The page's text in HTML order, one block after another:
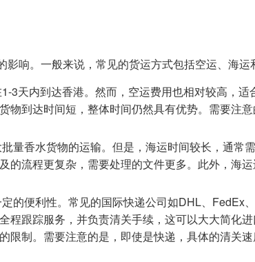
响。一般来说，常见的货运方式包括空运、海运
3天内到达香港。然而，空运费用也相对较高，适
物到达时间短，整体时间仍然具有优势。需要注
量香水货物的运输。但是，海运时间较长，通常
的流程更复杂，需要处理的文件更多。此外，海
的便利性。常见的国际快递公司如DHL、FedEx
程跟踪服务，并负责清关手续，这可以大大简化
限制。需要注意的是，即使是快递，具体的清关